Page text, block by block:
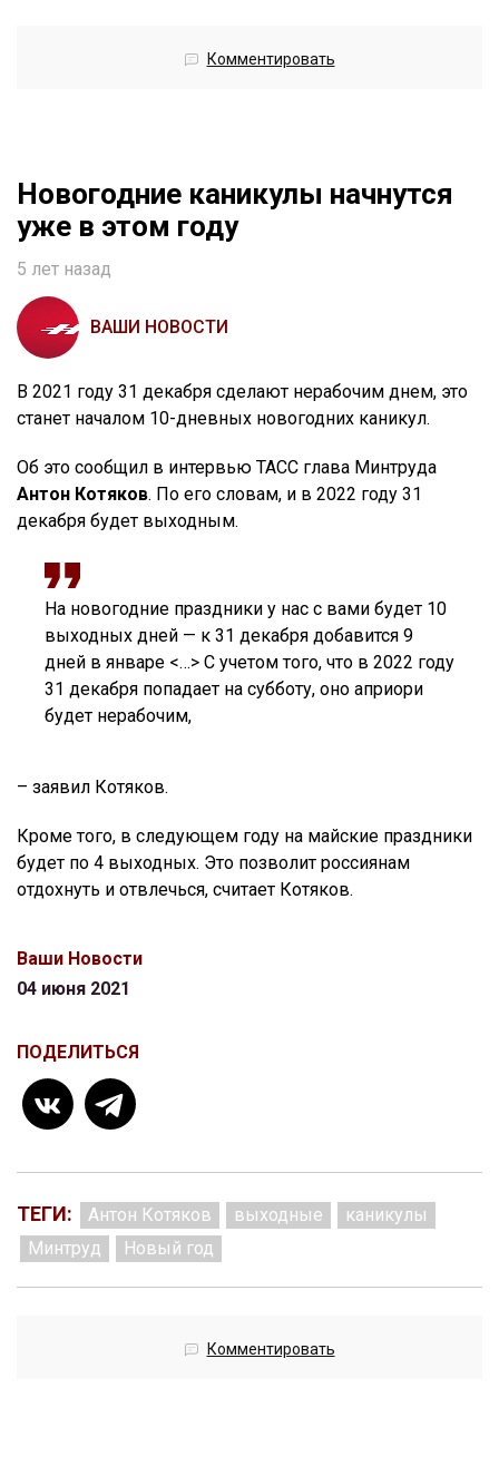
Комментировать
Новогодние каникулы начнутся
уже в этом году
5 лет назад
ВАШИ НОВОСТИ
В 2021 году 31 декабря сделают нерабочим днем, это
станет началом 10-дневных новогодних каникул.
Об это сообщил в интервью ТАСС глава Минтруда
Антон Котяков. По его словам, и в 2022 году 31
декабря будет выходным.
На новогодние праздники у нас с вами будет 10
выходных дней — к 31 декабря добавится 9
дней в январе <…> С учетом того, что в 2022 году
31 декабря попадает на субботу, оно априори
будет нерабочим,
– заявил Котяков.
Кроме того, в следующем году на майские праздники
будет по 4 выходных. Это позволит россиянам
отдохнуть и отвлечься, считает Котяков.
Ваши Новости
04 июня 2021
ПОДЕЛИТЬСЯ
ТЕГИ: Антон Котяков выходные
каникулы
Минтруд
Новый год
Комментировать